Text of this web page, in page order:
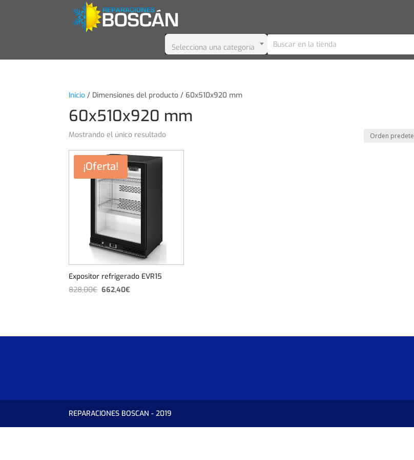
Selecciona una categoría
Inicio / Dimensiones del producto / 60x510x920 mm
60x510x920 mm
Mostrando el único resultado
¡Oferta!
Expositor refrigerado EVR15
828,00€El
828,00€.
662,40€El
662,40€.
REPARACIONES BOSCAN - 2019